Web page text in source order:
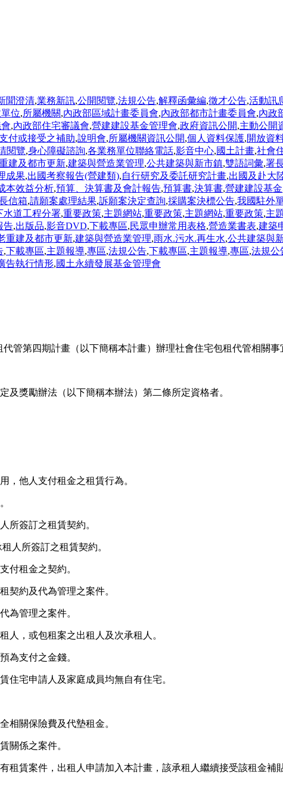
聞澄清,業務新訊,公開閱覽,法規公告,解釋函彙編,徵才公告,活動訊
位,所屬機關,內政部區域計畫委員會,內政部都市計畫委員會,內政
,內政部住宅審議會,營建建設基金管理會,政府資訊公開,主動公開
付或接受之補助,說明會,所屬機關資訊公開,個人資料保護,開放資
閱覽,身心障礙諮詢,各業務單位聯絡電話,影音中心,國土計畫,社會
建及都市更新,建築與營造業管理,公共建築與新市鎮,雙語詞彙,署
成果,出國考察報告(營建類),自行研究及委託研究計畫,出國及赴大
本效益分析,預算、決算書及會計報告,預算書,決算書,營建建設基金
信箱,請願案處理結果,訴願案決定查詢,採購案決標公告,我國駐外
水道工程分署,重要政策,主題網站,重要政策,主題網站,重要政策,主
告,出版品,影音DVD,下載專區,民眾申辦常用表格,營造業書表,建築
重建及都市更新,建築與營造業管理,雨水.污水.再生水,公共建築與
,下載專區,主題報導,專區,法規公告,下載專區,主題報導,專區,法規公
告執行情形,國土永續發展基金管理會
管第四期計畫（以下簡稱本計畫）辦理社會住宅包租代管相關事
獎勵辦法（以下簡稱本辦法）第二條所定資格者。
，他人支付租金之租賃行為。
所簽訂之租賃契約。
人所簽訂之租賃契約。
付租金之契約。
契約及代為管理之案件。
為管理之案件。
人，或包租案之出租人及次承租人。
為支付之金錢。
住宅申請人及家庭成員均無自有住宅。
相關保險費及代墊租金。
關係之案件。
賃案件，出租人申請加入本計畫，該承租人繼續接受該租金補